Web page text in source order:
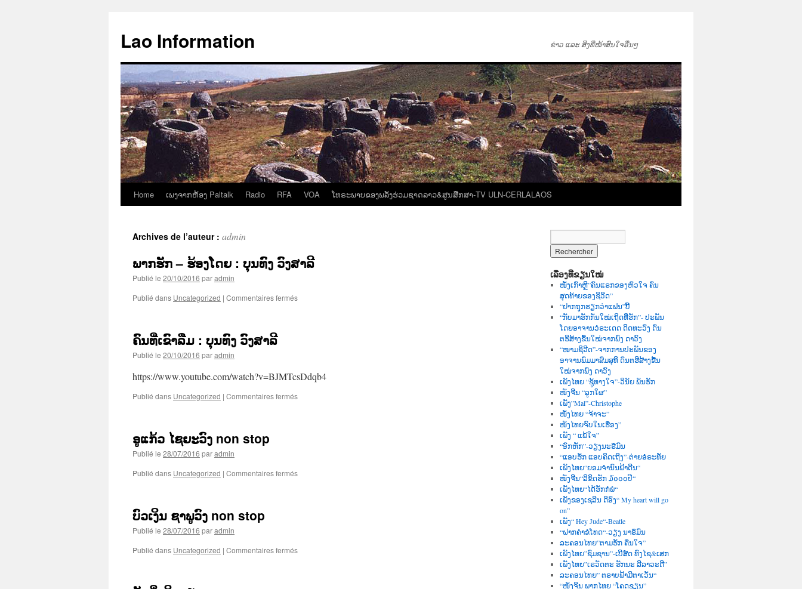
contenu
Lao Information ຂ່າວ ແລະ ສິ່ງທີ່ໜ້າສົນໃຈອື່ນໆ
Home ເພງຈາກຫ້ອງ Paltalk Radio RFA VOA ໂທຣະພາບຂອງພລັງຮ່ວມຊາດລາວ&ສູນສືກສາ-TV ULN-CERLALAOS
Archives de l’auteur : admin
ພາກຮັກ – ຮ້ອງໂດຍ : ບຸນທົງ ວົງສາລີ
Publié le 20/10/2016 paradmin
Publié dans Uncategorized | Commentaires ferméssur
ບຸນ
ທົງ
ຄົນທີ່ເຂົາລືມ : ບຸນທົງ ວົງສາລີ
Publié le 20/10/2016 paradmin
https://www.youtube.com/watch?v=BJMTcsDdqb4
Publié dans Uncategorized | Commentaires ferméssur
ອູແກ້ວ ໄຊຍະວົງ non stop
Publié le 28/07/2016 paradmin
Publié dans Uncategorized | Commentaires ferméssur
ບົວເງິນ ຊາພູວົງ non stop
Publié le 28/07/2016 paradmin
Publié dans Uncategorized | Commentaires ferméssur
ເລື່ອງທີ່ຂຽນໃໝ່
ໜັງເກົາຫຼີ”ຄົນແຣກຂອງຫົວໃຈ ຄົນ
ສຸດທ້າຍຂອງຊິວີດ”
“ຢາກຖຸກຮຽກວ່າແຟນ”ບີ້
“ກັບມາຮັກກັນໃໝ່ເຖິດທີ່ຮັກ”- ປະພັນ
ໂດຍອາຈານວໍຣະເດດ ດິດທະວົງ ດົນ
ຕຮີສ້າງຂື້ນໃໝ່ຈາກພົງ ດາວົງ
“ໜາມຊິວີດ”-ຈາກການປະພັນຂອງ
ອາຈານພົມມາສົມສຸທິ ດົນຕຮີສ້າງຂື້ນ
ໃໝ່ຈາກພົງ ດາວົງ
ເພັງໄທຍ “ຊູ້ທາງໃຈ”-ວິນັຍ ພັນຮັກ
ໜັງຈີນ “ລູກໃຜ”
ເພັງ”Mal”-Christophe
ໜັງໄທຍ “ຈ້າຈະ”
ໜັງໄທຍຈົບໃນເຮື່ອງ”
ເພັງ “ ແພ້ໃຈ”
“ອົກຫັກ”-ວຽງນະຣືມົນ
“ແອບຮັກ ແອບຄິດເຖີງ”-ຕ່າຍອໍຣະທັຍ
ເພັງໄທຍ“ຍອມຈຳນົນຟ້າດີນ“
ໜັງຈີນ“ລິຂິດຮັກ ໓໐໐໐ປີ“
ເພັງໄທຍ“ໄດ້ຮັກກໍພໍ“
ເພັງຂອງເຊລີນ ດີອົງ“ My heart will go
on”
ເພັງ“ Hey Jude“-Beatle
“ຝາກຄຳຂໍໂທດ“-ວຽງ ນາຣຶມົນ
ລະຄອນໄທຍ”ຕາມຮັກ ຄືນໃຈ”
ເພັງໄທຍ”ຊົມຊານ”-ເບີສ໌ດ ທົງໄຊ&ເສກ
ເພັງໄທຍ”ເຣວັດຕະ ຮັກນະ ລີລາວະດີ”
ລະຄອນໄທຍ” ຕຣາບຟ້າມີຕາເວັນ“
“ໜັງຈີນ ພາກໄທຍ “ໂຄດຊຽນ”